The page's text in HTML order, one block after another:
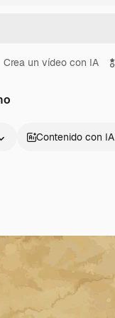
Crea un vídeo con IA
Contenido con IA